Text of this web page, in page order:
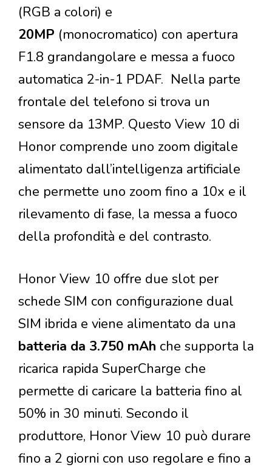
(RGB a colori) e
20MP (monocromatico) con apertura
F1.8 grandangolare e messa a fuoco
automatica 2-in-1 PDAF. Nella parte
frontale del telefono si trova un
sensore da 13MP. Questo View 10 di
Honor comprende uno zoom digitale
alimentato dall’intelligenza artificiale
che permette uno zoom fino a 10x e il
rilevamento di fase, la messa a fuoco
della profondità e del contrasto.
Honor View 10 offre due slot per
schede SIM con configurazione dual
SIM ibrida e viene alimentato da una
batteria da 3.750 mAh che supporta la
ricarica rapida SuperCharge che
permette di caricare la batteria fino al
50% in 30 minuti. Secondo il
produttore, Honor View 10 può durare
fino a 2 giorni con uso regolare e fino a